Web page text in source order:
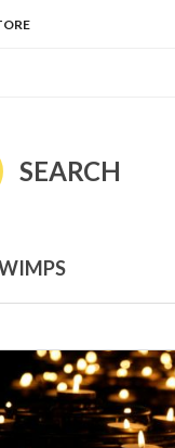
SEARCH